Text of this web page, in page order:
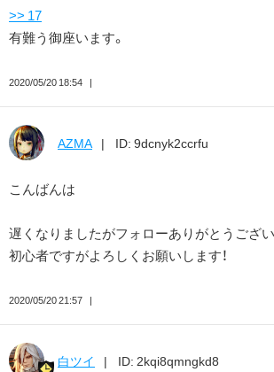
>> 17
有難う御座います。
2020/05/20 18:54
AZMA ID: 9dcnyk2ccrfu
こんばんは
遅くなりましたがフォローありがとうござい
初心者ですがよろしくお願いします！
2020/05/20 21:57
白ツイ ID: 2kqi8qmngkd8